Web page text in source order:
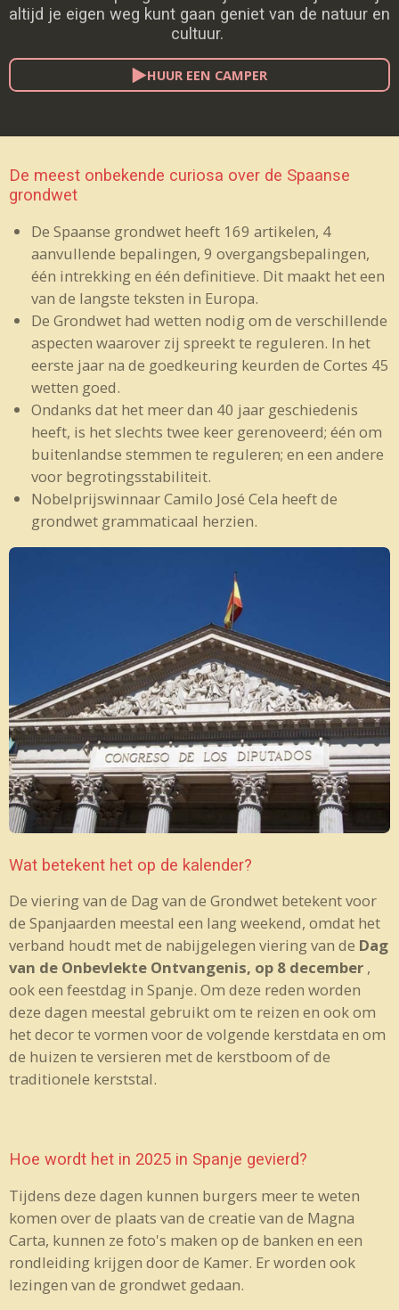
altijd je eigen weg kunt gaan geniet van de natuur en
cultuur.
HUUR EEN CAMPER
De meest onbekende curiosa over de Spaanse
grondwet
De Spaanse grondwet heeft 169 artikelen, 4
aanvullende bepalingen, 9 overgangsbepalingen,
één intrekking en één definitieve. Dit maakt het een
van de langste teksten in Europa.
De Grondwet had wetten nodig om de verschillende
aspecten waarover zij spreekt te reguleren. In het
eerste jaar na de goedkeuring keurden de Cortes 45
wetten goed.
Ondanks dat het meer dan 40 jaar geschiedenis
heeft, is het slechts twee keer gerenoveerd; één om
buitenlandse stemmen te reguleren; en een andere
voor begrotingsstabiliteit.
Nobelprijswinnaar Camilo José Cela heeft de
grondwet grammaticaal herzien.
Wat betekent het op de kalender?
De viering van de Dag van de Grondwet betekent voor
de Spanjaarden meestal een lang weekend, omdat het
verband houdt met de nabijgelegen viering van de Dag
van de Onbevlekte Ontvangenis, op 8 december ,
ook een feestdag in Spanje. Om deze reden worden
deze dagen meestal gebruikt om te reizen en ook om
het decor te vormen voor de volgende kerstdata en om
de huizen te versieren met de kerstboom of de
traditionele kerststal.
Hoe wordt het in 2025 in Spanje gevierd?
Tijdens deze dagen kunnen burgers meer te weten
komen over de plaats van de creatie van de Magna
Carta, kunnen ze foto's maken op de banken en een
rondleiding krijgen door de Kamer. Er worden ook
lezingen van de grondwet gedaan.